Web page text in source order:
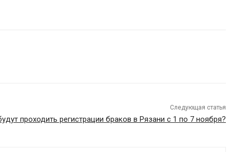
Следующая статья
проходить регистрации браков в Рязани с 1 по 7 ноября?